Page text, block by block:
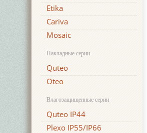
Etika
Cariva
Mosaic
Накладные серии
Quteo
Oteo
Влагозащищенные серии
Quteo IP44
Plexo IP55/IP66